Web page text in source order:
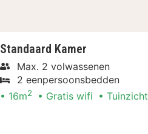
Standaard Kamer
Max. 2 volwassenen
2 eenpersoonsbedden
16m2 Gratis wifi Tuinzicht